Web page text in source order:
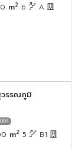
m2 6 A
วรรณภูมิ
m2 5 B1